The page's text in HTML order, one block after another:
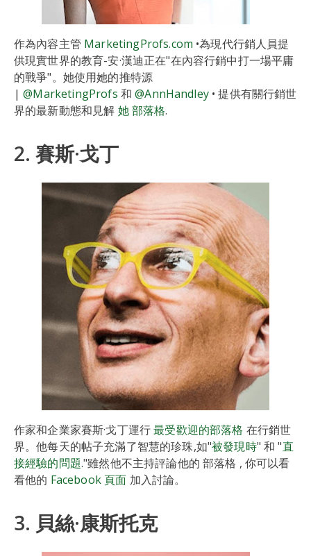
作為內容主管 MarketingProfs.com •為現代行銷人員提
供現實世界的教育-安·漢迪正在"在內容行銷中打一場平庸
的戰爭"。她使用她的推特源
|@MarketingProfs 和@AnnHandley• 提供有關行銷世
界的最新動態和見解 她 部落格.
2. 賽斯·戈丁
作家和企業家賽斯·戈丁運行最受歡迎的部落格 在行銷世
界。他每天的帖子充滿了智慧的珍珠,如"被發現時" 和 "直
接經驗的問題."雖然他不主持評論他的 部落格 , 你可以看
看他的 Facebook 頁面 加入討論。
3. 貝絲·康斯托克